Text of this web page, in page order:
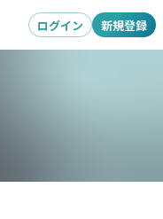
ログイン 新規登録